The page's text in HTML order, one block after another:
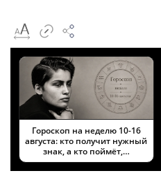
Гороскоп на неделю 10-16
августа: кто получит нужный
знак, а кто поймёт,…